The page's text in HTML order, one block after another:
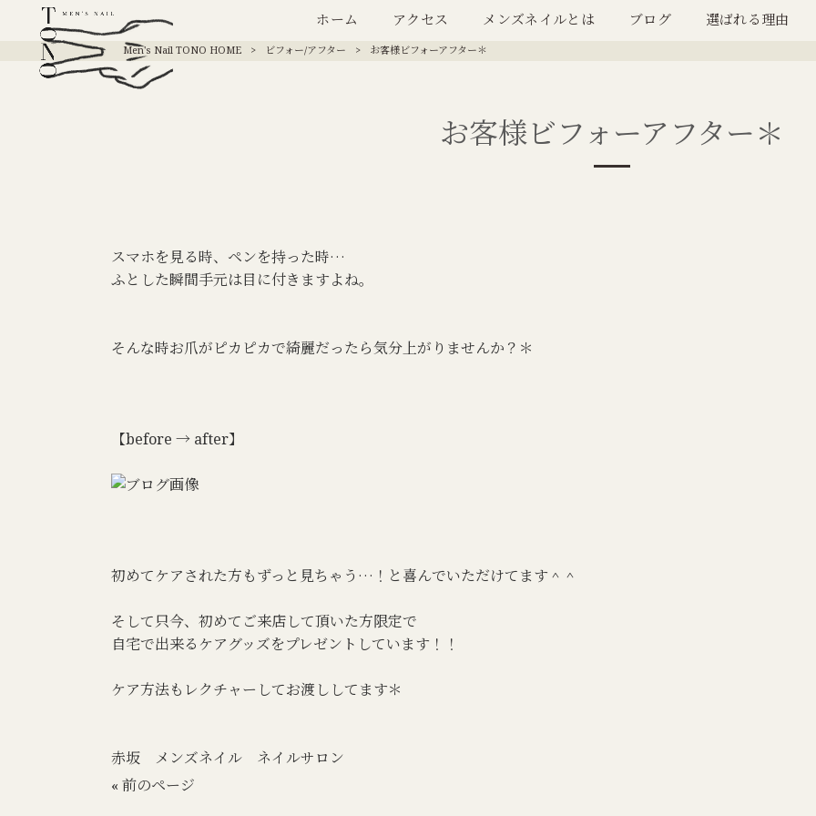
ホーム アクセス メンズネイルとは ブログ 選ばれる理由
Men's Nail TONO HOME > ビフォー/アフター > お客様ビフォーアフター＊
お客様ビフォーアフター＊
スマホを見る時、ペンを持った時…
ふとした瞬間手元は目に付きますよね。
そんな時お爪がピカピカで綺麗だったら気分上がりませんか？＊
【before → after】
初めてケアされた方もずっと見ちゃう…！と喜んでいただけてます＾＾
そして只今、初めてご来店して頂いた方限定で
自宅で出来るケアグッズをプレゼントしています！！
ケア方法もレクチャーしてお渡ししてます＊
赤坂 メンズネイル ネイルサロン
« 前のページ